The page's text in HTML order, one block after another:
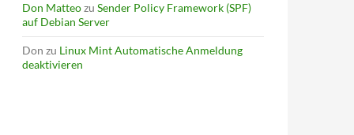
1.1" 200 406
1.1" 200 6387
1.1" 200 6561
Don Matteozu Sender Policy Framework (SPF)
auf Debian Server
Don zu Linux Mint Automatische Anmeldung
deaktivieren